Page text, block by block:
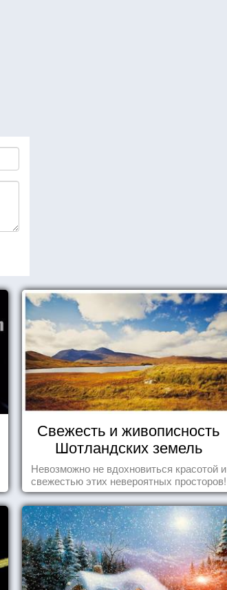
Свежесть и живописность
Шотландских земель
Невозможно не вдохновиться красотой и
свежестью этих невероятных просторов!